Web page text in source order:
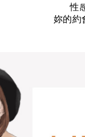
性
妳的約